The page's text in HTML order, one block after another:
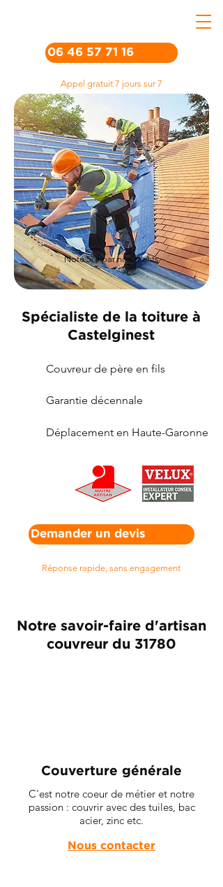
Appel gratuit 7 jours sur 7
06 46 57 71 16
Noté 5/5 par nos clients
Spécialiste de la toiture à
Castelginest
Couvreur de père en fils
Garantie décennale
Déplacement en Haute-Garonne
Demander un devis
Réponse rapide, sans engagement
Notre savoir-faire d'artisan
couvreur du 31780
Couverture générale
C'est notre coeur de métier et notre
passion : couvrir avec des tuiles, bac
acier, zinc etc.
Nous contacter